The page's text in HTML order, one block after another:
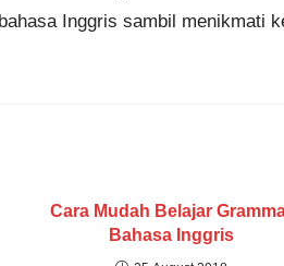
Inggris sambil menikmati
Cara Mudah Belajar
Bahasa Inggris